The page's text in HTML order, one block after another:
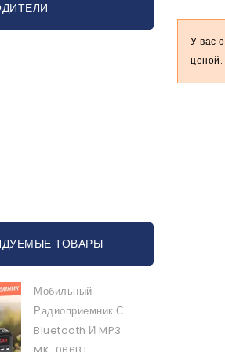
ТОВАРЫ
Мобильный
Радиоприемник С
Bluetooth И MP3
У вас
ценой.